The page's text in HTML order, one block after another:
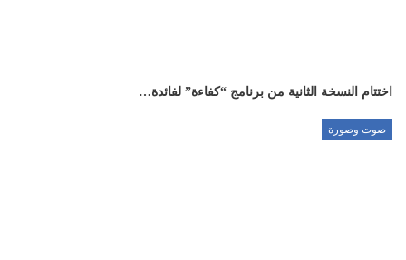
اختتام النسخة الثانية من برنامج “كفاءة” لفائدة…
صوت وصورة